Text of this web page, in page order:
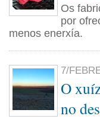
Os
por
menos enerxía.
7/
O
no